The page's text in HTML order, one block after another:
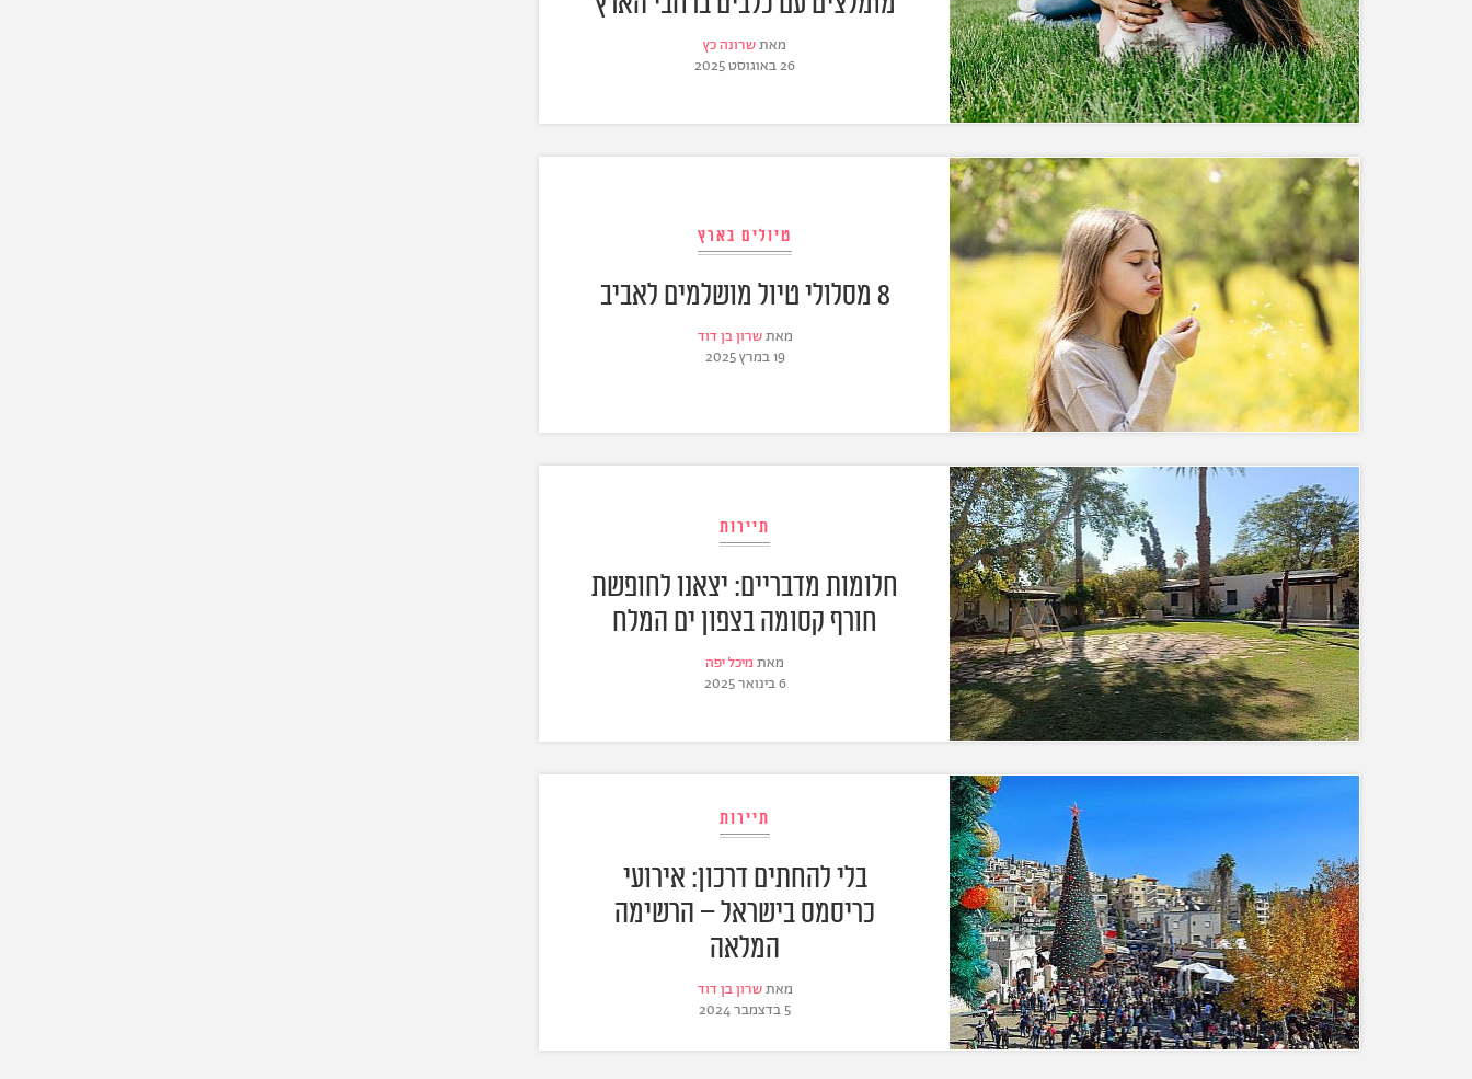
מאתשרונה כץ
26 באוגוסט 2025
טיולים בארץ
8 מסלולי טיול מושלמים לאביב
מאתשרון בן דוד
19 במרץ 2025
תיירות
חלומות מדבריים: יצאנו לחופשת
חורף קסומה בצפון ים המלח
מאת מיכל יפה
6 בינואר 2025
תיירות
בלי להחתים דרכון: אירועי
כריסמס בישראל – הרשימה
המלאה
מאתשרון בן דוד
5 בדצמבר 2024